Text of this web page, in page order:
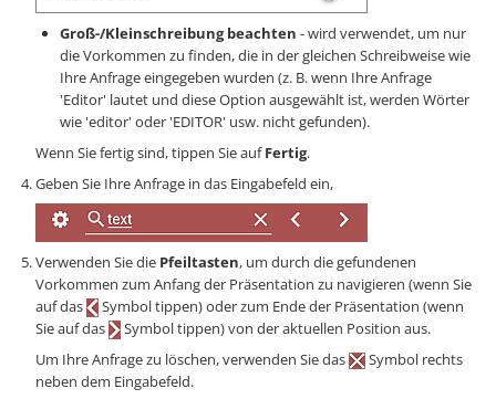
Groß-/Kleinschreibung beachten - wird verwendet, um nur
die Vorkommen zu finden, die in der gleichen Schreibweise wie
Ihre Anfrage eingegeben wurden (z. B. wenn Ihre Anfrage
'Editor' lautet und diese Option ausgewählt ist, werden Wörter
wie 'editor' oder 'EDITOR' usw. nicht gefunden).
Wenn Sie fertig sind, tippen Sie aufFertig.
Geben Sie Ihre Anfrage in das Eingabefeld ein,
Verwenden Sie die Pfeiltasten, um durch die gefundenen
Vorkommen zum Anfang der Präsentation zu navigieren (wenn Sie
auf das
Symbol tippen) oder zum Ende der Präsentation (wenn
Sie auf das
Symbol tippen) von der aktuellen Position aus.
Um Ihre Anfrage zu löschen, verwenden Sie das
Symbol rechts
neben dem Eingabefeld.